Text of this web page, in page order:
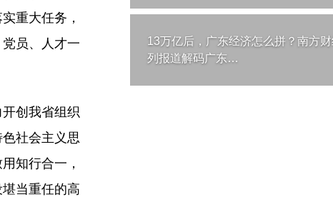
重大任务，
员、人才一
创我省组织
社会主义思
知行合一，
当重任的高
13万亿后，广东经济怎么拼？南方
列报道解码广东…